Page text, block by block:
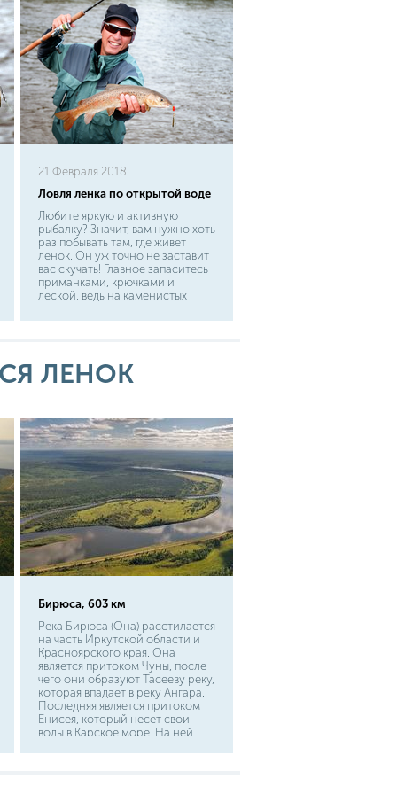
21 Февраля 2018
Ловля ленка по открытой воде
Любите яркую и активную
рыбалку? Значит, вам нужно хоть
раз побывать там, где живет
ленок. Он уж точно не заставит
вас скучать! Главное запаситесь
приманками, крючками и
леской, ведь на каменистых
всего. Ленок на спортивную
незабываемой...
ЛЕНОК
Бирюса, 603 км
Река Бирюса (Она) расстилается
на часть Иркутской области и
Красноярского края. Она
является притоком Чуны, после
чего они образуют Тасееву реку,
которая впадает в реку Ангара.
Последняя является притоком
Енисея, который несет свои
воды в Карское море. На ней